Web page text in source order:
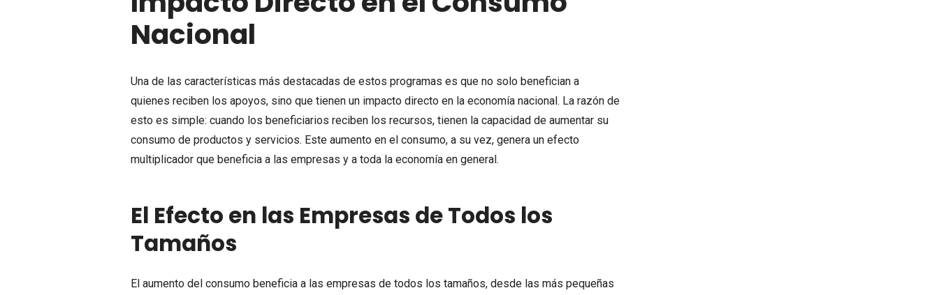
Nacional
Una de las características más destacadas de estos programas es que no solo benefician a
quienes reciben los apoyos, sino que tienen un impacto directo en la economía nacional. La razón de
esto es simple: cuando los beneficiarios reciben los recursos, tienen la capacidad de aumentar su
consumo de productos y servicios. Este aumento en el consumo, a su vez, genera un efecto
multiplicador que beneficia a las empresas y a toda la economía en general.
El Efecto en las Empresas de Todos los
Tamaños
El aumento del consumo beneficia a las empresas de todos los tamaños, desde las más pequeñas